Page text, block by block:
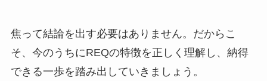
焦って結論を出す必要はありません。だからこ
そ、今のうちにREQの特徴を正しく理解し、納得
できる一歩を踏み出していきましょう。